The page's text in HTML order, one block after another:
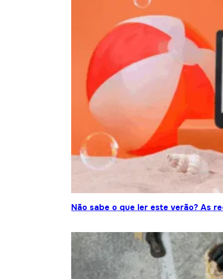
Não sabe o que ler este verão? As